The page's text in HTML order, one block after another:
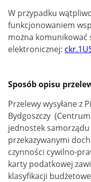
W przypadku
funkcjonowaniem
można komunikować
elektronicznej:
Sposób opisu
Przelewy wysyłane z
Bydgoszczy
jednostek
przekazywanymi
czynności cywilno-
karty podatkowej
klasyfikacji